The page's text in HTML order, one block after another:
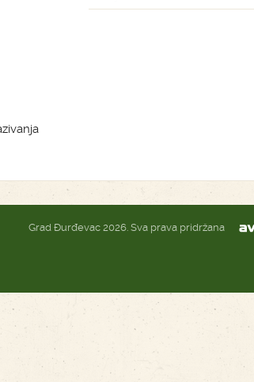
Grad Đurđevac 2026. Sva prava pridržana